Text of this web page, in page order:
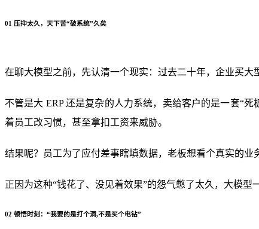
01 压抑太久，天下苦“破系统”久矣
在聊大模型之前，先认清一个现实：过去二十年，企业买大
不管是大 ERP 还是复杂的人力系统，卖给客户的是一套“
着员工改习惯，甚至拿扣工资来威胁。
结果呢？员工为了应付差事瞎填数据，老板想看个真实的业
正因为这种“钱花了、没见着效果”的怨气憋了太久，大模
02 顿悟时刻：“我要的是打个洞,不是买个电钻”